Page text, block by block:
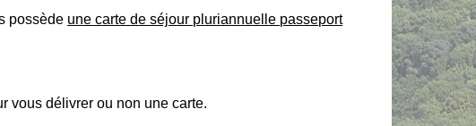
possède une carte de séjour pluriannuelle passeport
vous délivrer ou non une carte.